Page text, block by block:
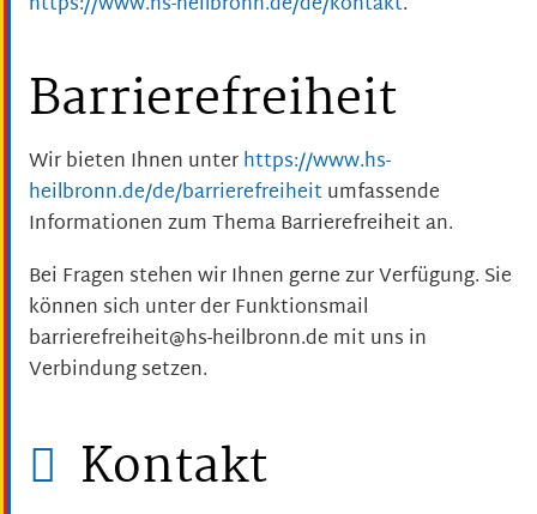
Barrierefreiheit
Wir bieten Ihnen unterhttps://www.hs-
heilbronn.de/de/barrierefreiheitumfassende
Informationen zum Thema Barrierefreiheit an.
Bei Fragen stehen wir Ihnen gerne zur Verfügung. Sie
können sich unter der Funktionsmail
barrierefreiheit@hs-heilbronn.de mit uns in
Verbindung setzen.
Kontakt